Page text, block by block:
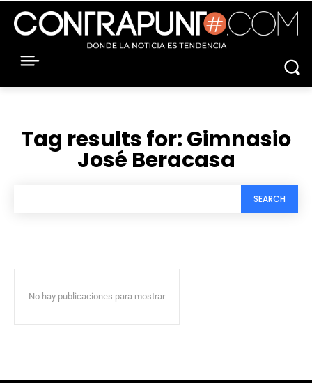
Tag results for:Gimnasio
José Beracasa
SEARCH
No hay publicaciones para mostrar